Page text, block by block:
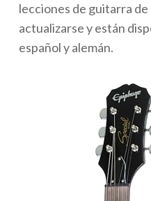
lecciones de guitarra
actualizarse y están
español y alemán.